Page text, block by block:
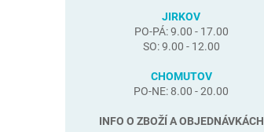
JIRKOV
PO-PÁ: 9.00 - 17.00
SO: 9.00 - 12.00
CHOMUTOV
PO-NE: 8.00 - 20.00
INFO O ZBOŽÍ A OBJEDNÁVKÁCH